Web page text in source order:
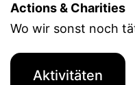
Actions & Charities
Wo wir sonst noch
Aktivitäten